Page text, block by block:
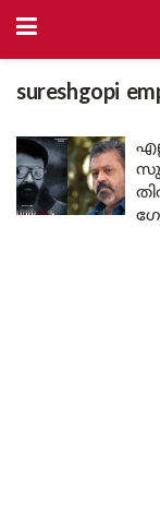
sureshgopi